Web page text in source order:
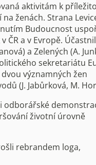
aktivitám k
ženách. Strana
Budoucnost
ČR a v Evropě.
a Zelených (A.
sekretariátu
významných žen
(J. Jabůrková, M.
odborářské
životní úrovně
rebrandem loga,